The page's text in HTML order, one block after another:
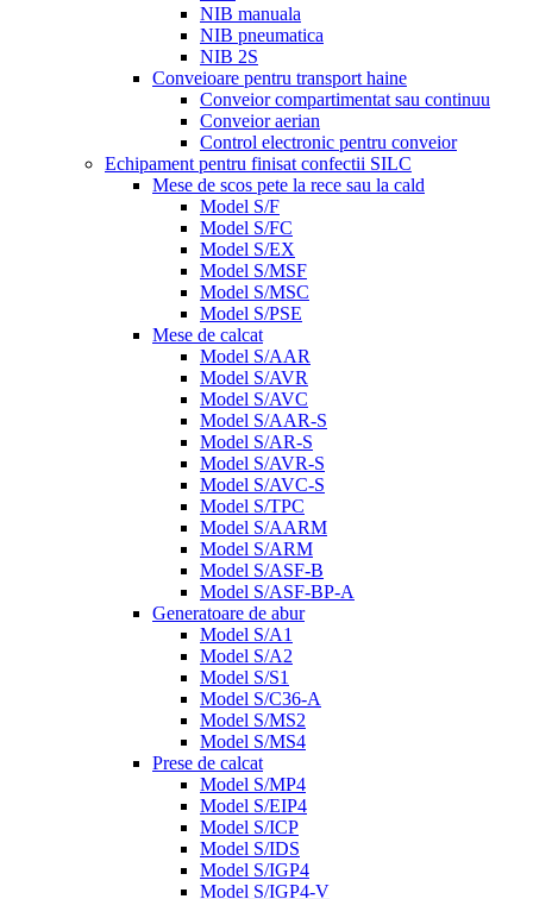
NIB manuala
NIB pneumatica
NIB 2S
Conveioare pentru transport haine
Conveior compartimentat sau continuu
Conveior aerian
Control electronic pentru conveior
Echipament pentru finisat confectii SILC
Mese de scos pete la rece sau la cald
Model S/F
Model S/FC
Model S/EX
Model S/MSF
Model S/MSC
Model S/PSE
Mese de calcat
Model S/AAR
Model S/AVR
Model S/AVC
Model S/AAR-S
Model S/AR-S
Model S/AVR-S
Model S/AVC-S
Model S/TPC
Model S/AARM
Model S/ARM
Model S/ASF-B
Model S/ASF-BP-A
Generatoare de abur
Model S/A1
Model S/A2
Model S/S1
Model S/C36-A
Model S/MS2
Model S/MS4
Prese de calcat
Model S/MP4
Model S/EIP4
Model S/ICP
Model S/IDS
Model S/IGP4
Model S/IGP4-V